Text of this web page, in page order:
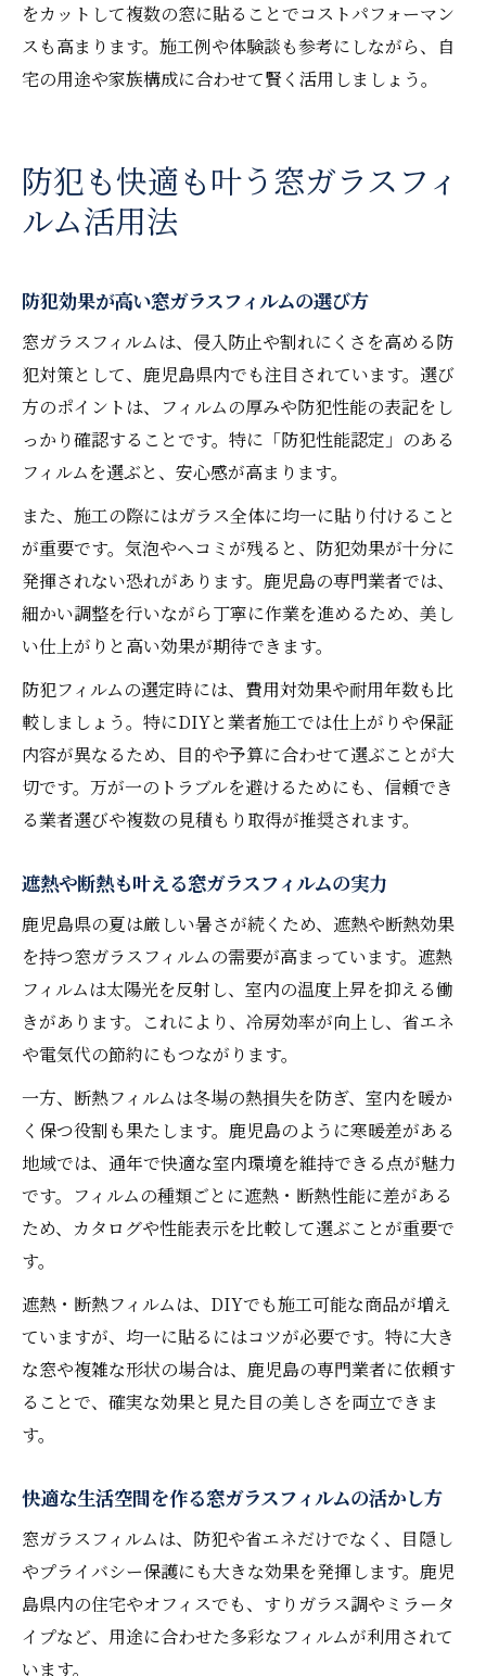
をカットして複数の窓に貼ることでコストパフォーマン
スも高まります。施工例や体験談も参考にしながら、自
宅の用途や家族構成に合わせて賢く活用しましょう。
防犯も快適も叶う窓ガラスフィ
ルム活用法
防犯効果が高い窓ガラスフィルムの選び方
窓ガラスフィルムは、侵入防止や割れにくさを高める防
犯対策として、鹿児島県内でも注目されています。選び
方のポイントは、フィルムの厚みや防犯性能の表記をし
っかり確認することです。特に「防犯性能認定」のある
フィルムを選ぶと、安心感が高まります。
また、施工の際にはガラス全体に均一に貼り付けること
が重要です。気泡やヘコミが残ると、防犯効果が十分に
発揮されない恐れがあります。鹿児島の専門業者では、
細かい調整を行いながら丁寧に作業を進めるため、美し
い仕上がりと高い効果が期待できます。
防犯フィルムの選定時には、費用対効果や耐用年数も比
較しましょう。特にDIYと業者施工では仕上がりや保証
内容が異なるため、目的や予算に合わせて選ぶことが大
切です。万が一のトラブルを避けるためにも、信頼でき
る業者選びや複数の見積もり取得が推奨されます。
遮熱や断熱も叶える窓ガラスフィルムの実力
鹿児島県の夏は厳しい暑さが続くため、遮熱や断熱効果
を持つ窓ガラスフィルムの需要が高まっています。遮熱
フィルムは太陽光を反射し、室内の温度上昇を抑える働
きがあります。これにより、冷房効率が向上し、省エネ
や電気代の節約にもつながります。
一方、断熱フィルムは冬場の熱損失を防ぎ、室内を暖か
く保つ役割も果たします。鹿児島のように寒暖差がある
地域では、通年で快適な室内環境を維持できる点が魅力
です。フィルムの種類ごとに遮熱・断熱性能に差がある
ため、カタログや性能表示を比較して選ぶことが重要で
す。
遮熱・断熱フィルムは、DIYでも施工可能な商品が増え
ていますが、均一に貼るにはコツが必要です。特に大き
な窓や複雑な形状の場合は、鹿児島の専門業者に依頼す
ることで、確実な効果と見た目の美しさを両立できま
す。
快適な生活空間を作る窓ガラスフィルムの活かし方
窓ガラスフィルムは、防犯や省エネだけでなく、目隠し
やプライバシー保護にも大きな効果を発揮します。鹿児
島県内の住宅やオフィスでも、すりガラス調やミラータ
イプなど、用途に合わせた多彩なフィルムが利用されて
います。